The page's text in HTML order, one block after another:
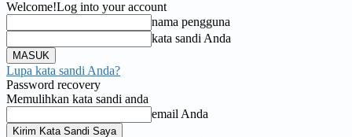
Welcome!Log into your account
nama pengguna
kata sandi Anda
Lupa kata sandi Anda?
Password recovery
Memulihkan kata sandi anda
email Anda